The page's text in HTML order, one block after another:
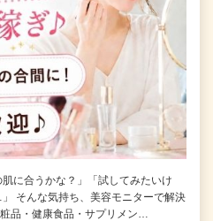
肌に合うかな？」「試してみたいけ
そんな気持ち、美容モニターで解決
品・健康食品・サプリメン…